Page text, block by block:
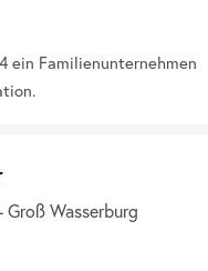
ein Familienunternehmen
Groß Wasserburg